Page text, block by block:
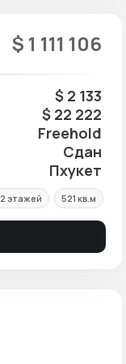
$ 1 111 106
$ 2 133
$ 22 222
Freehold
Сдан
Пхукет
2 этажей 521 кв.м